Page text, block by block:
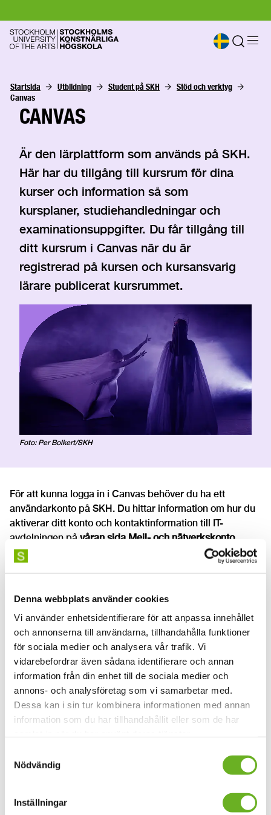
Denna webbplats använder cookies
Vi använder enhetsidentifierare för att anpassa innehållet
och annonserna till användarna, tillhandahålla funktioner
för sociala medier och analysera vår trafik. Vi
vidarebefordrar även sådana identifierare och annan
information från din enhet till de sociala medier och
annons- och analysföretag som vi samarbetar med.
Dessa kan i sin tur kombinera informationen med annan
information som du har tillhandahållit eller som de har
Nödvändig
Inställningar
Startsida Utbildning Student på SKH
Stöd och verktyg
Canvas
CANVAS
Är den lärplattform som används på SKH.
Här har du tillgång till kursrum för dina
kurser och information så som
kursplaner, studiehandledningar och
examinationsuppgifter. Du får tillgång till
ditt kursrum i Canvas när du är
registrerad på kursen och kursansvarig
lärare publicerat kursrummet.
Foto: Per Bolkert/SKH
För att kunna logga in i Canvas behöver du ha ett
användarkonto på SKH. Du hittar information om hur du
aktiverar ditt konto och kontaktinformation till IT-
avdelningen på våran sida Mejl- och nätverkskonto.
Här hittar du
Har du frågor om Canvas kan du höra av dig
Mejl- och studentkonto